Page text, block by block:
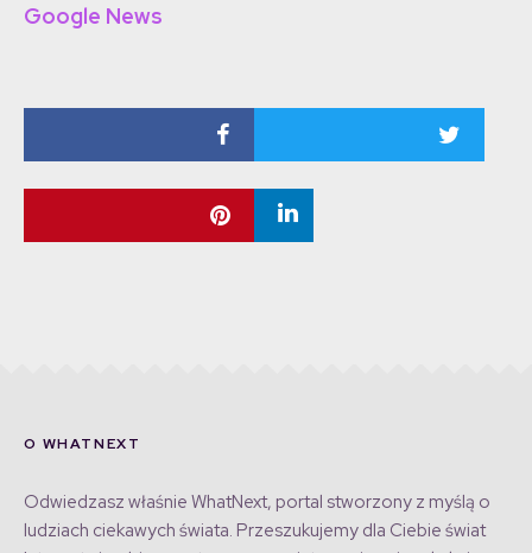
Google News
O WHATNEXT
Odwiedzasz właśnie WhatNext, portal stworzony z myślą o
ludziach ciekawych świata. Przeszukujemy dla Ciebie świat